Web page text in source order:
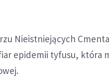
Nieistniejących
epidemii tyfusu, która